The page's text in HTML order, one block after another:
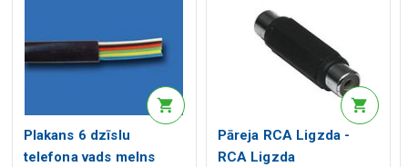
Mākslīgā intelekta aprakstsPlakans 6 dzīslu
telefona vads melns
Pāreja RCA Ligzda -
RCA Ligzda